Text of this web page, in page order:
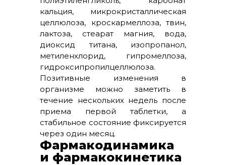
кальция, микрокристаллическая
целлюлоза, кроскармеллоза, твин,
лактоза, стеарат магния, вода,
диоксид титана, изопропанол,
метиленхлорид, гипромеллоза,
гидроксипропилцеллюлоза.
Позитивные изменения в
организме можно заметить в
течение нескольких недель после
приема первой таблетки, а
стабильное состояние фиксируется
через один месяц.
Фармакодинамика
и фармакокинетика